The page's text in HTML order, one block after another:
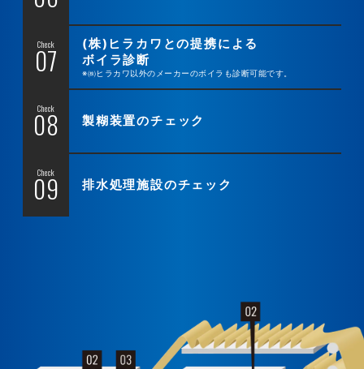
Check
(株)ヒラカワとの提携による
ボイラ診断
※㈱ヒラカワ以外のメーカーのボイラも診断可能です。
Check
製糊装置のチェック
Check
排水処理施設のチェック